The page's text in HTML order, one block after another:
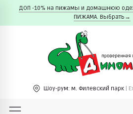
ДОП -10% на пижамы и домашнюю
ПИЖАМА. Выбрать→
Шоу-рум: м. Филевский парк |